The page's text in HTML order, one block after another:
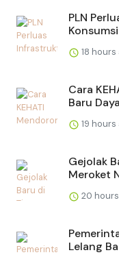
PLN
18 hours
Cara
Baru
19 hours
Gejolak
Meroket
20
Lelang